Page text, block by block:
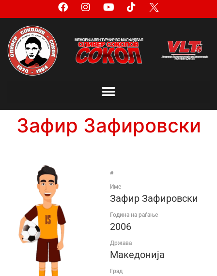
Зафир Зафировски
#
Име
Зафир Зафировски
Година на раѓање
2006
Држава
Македонија
Град